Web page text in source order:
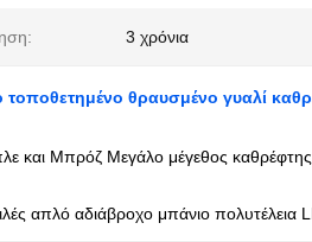
3 χρόνια
τοποθετημένο θραυσμένο γυαλί
και Μπρόζ Μεγάλο μέγεθος
απλό αδιάβροχο μπάνιο